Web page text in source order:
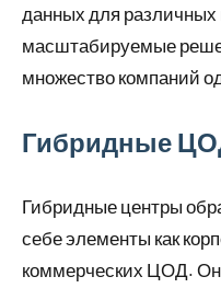
данных для
масштабируемые
множество компаний
Гибридные
Гибридные центры
себе элементы как
коммерческих ЦОД.